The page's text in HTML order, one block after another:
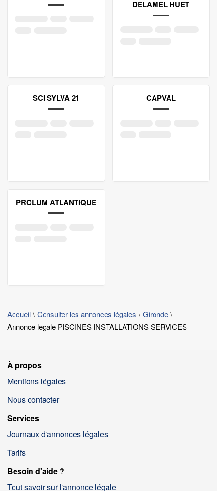
DELAMEL HUET
SCI SYLVA 21 CAPVAL
PROLUM ATLANTIQUE
Accueil Consulter les annonces légales
Gironde
Annonce legale PISCINES INSTALLATIONS SERVICES
À propos
Mentions légales
Nous contacter
Services
Journaux d'annonces légales
Tarifs
Besoin d'aide ?
Tout savoir sur l'annonce légale